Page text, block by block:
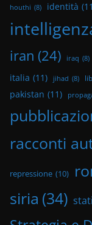
houthi (8) identità
iran (24) iraq (8)
italia (11) jihad (8)
pakistan (11)
racconti
repressione (10)
siria (34)